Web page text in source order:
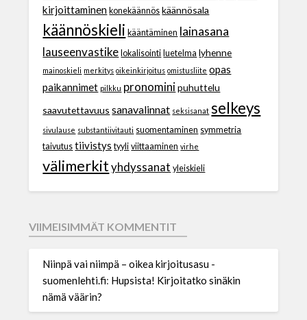
kirjoittaminen konekäännös käännösala
käännöskieli kääntäminen lainasana
lauseenvastike lokalisointi luetelma lyhenne
mainoskieli merkitys oikeinkirjoitus omistusliite opas
paikannimet pilkku pronomini puhuttelu
saavutettavuus sanavalinnat seksisanat selkeys
sivulause substantiivitauti suomentaminen symmetria
taivutus tiivistys tyyli viittaaminen virhe
välimerkit yhdyssanat yleiskieli
VIIMEISIMMÄT KOMMENTIT
Niinpä vai niimpä – oikea kirjoitusasu -
suomenlehti.fi: Hupsista! Kirjoitatko sinäkin
nämä väärin?